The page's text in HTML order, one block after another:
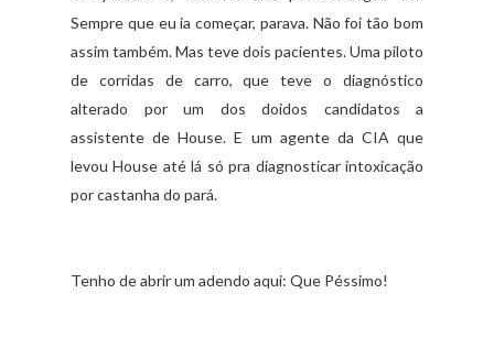
Sempre que eu ia começar, parava. Não foi tão bom
assim também. Mas teve dois pacientes. Uma piloto
de corridas de carro, que teve o diagnóstico
alterado por um dos doidos candidatos a
assistente de House. E um agente da CIA que
levou House até lá só pra diagnosticar intoxicação
por castanha do pará.
Tenho de abrir um adendo aqui: Que Péssimo!